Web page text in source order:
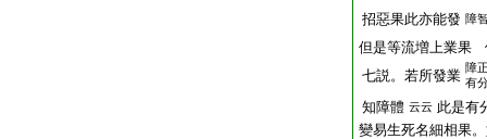
招惡果此亦能發 障
但是等流増上業果
七説。若所發業 障
有
知障體 云云 此是有
變易生死名細相果